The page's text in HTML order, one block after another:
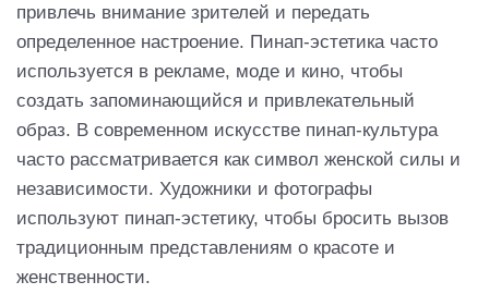
привлечь внимание зрителей и передать
определенное настроение. Пинап-эстетика часто
используется в рекламе, моде и кино, чтобы
создать запоминающийся и привлекательный
образ. В современном искусстве пинап-культура
часто рассматривается как символ женской силы и
независимости. Художники и фотографы
используют пинап-эстетику, чтобы бросить вызов
традиционным представлениям о красоте и
женственности.